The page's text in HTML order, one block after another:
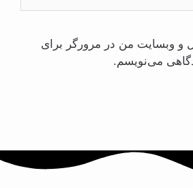
و وبسایت من در مرورگر برای
می‌نویسم.